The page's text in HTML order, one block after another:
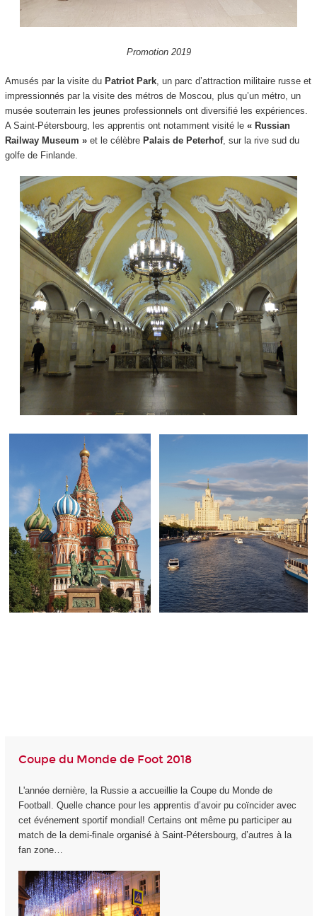
Promotion 2019
Amusés par la visite du Patriot Park, un parc d’attraction militaire russe et
impressionnés par la visite des métros de Moscou, plus qu’un métro, un
musée souterrain les jeunes professionnels ont diversifié les expériences.
A Saint-Pétersbourg, les apprentis ont notamment visité le « Russian
Railway Museum »et le célèbre Palais de Peterhof, sur la rive sud du
golfe de Finlande.
Coupe du Monde de Foot 2018
L'année dernière, la Russie a accueillie la Coupe du Monde de
Football. Quelle chance pour les apprentis d’avoir pu coïncider avec
cet événement sportif mondial! Certains ont même pu participer au
match de la demi-finale organisé à Saint-Pétersbourg, d’autres à la
fan zone…